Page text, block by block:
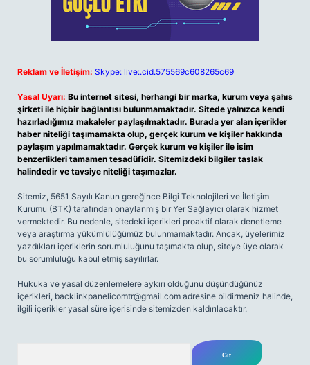
Reklam ve İletişim: Skype: live:.cid.575569c608265c69
Yasal Uyarı: Bu internet sitesi, herhangi bir marka, kurum veya şahıs
şirketi ile hiçbir bağlantısı bulunmamaktadır. Sitede yalnızca kendi
hazırladığımız makaleler paylaşılmaktadır. Burada yer alan içerikler
haber niteliği taşımamakta olup, gerçek kurum ve kişiler hakkında
paylaşım yapılmamaktadır. Gerçek kurum ve kişiler ile isim
benzerlikleri tamamen tesadüfidir. Sitemizdeki bilgiler taslak
halindedir ve tavsiye niteliği taşımazlar.
Sitemiz, 5651 Sayılı Kanun gereğince Bilgi Teknolojileri ve İletişim
Kurumu (BTK) tarafından onaylanmış bir Yer Sağlayıcı olarak hizmet
vermektedir. Bu nedenle, sitedeki içerikleri proaktif olarak denetleme
veya araştırma yükümlülüğümüz bulunmamaktadır. Ancak, üyelerimiz
yazdıkları içeriklerin sorumluluğunu taşımakta olup, siteye üye olarak
bu sorumluluğu kabul etmiş sayılırlar.
Hukuka ve yasal düzenlemelere aykırı olduğunu düşündüğünüz
içerikleri, backlinkpanelicomtr@gmail.com adresine bildirmeniz halinde,
ilgili içerikler yasal süre içerisinde sitemizden kaldırılacaktır.